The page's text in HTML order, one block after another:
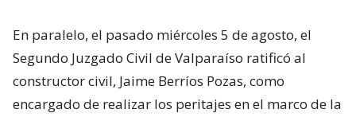
En paralelo, el pasado miércoles 5 de agosto, el
Segundo Juzgado Civil de Valparaíso ratificó al
constructor civil, Jaime Berríos Pozas, como
encargado de realizar los peritajes en el marco de la